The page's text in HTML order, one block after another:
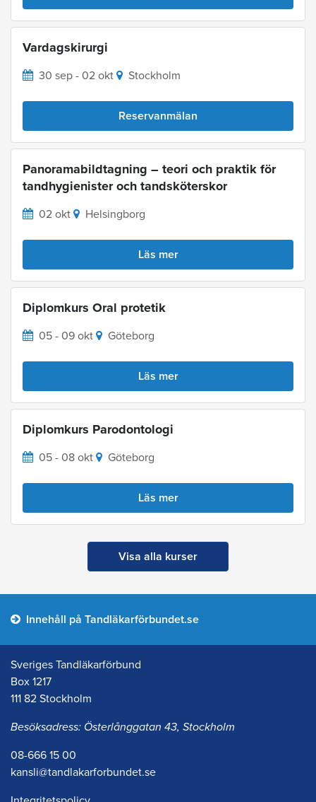
Vardagskirurgi
30 sep - 02 okt Stockholm
Reservanmälan
Panoramabildtagning – teori och praktik för
tandhygienister och tandsköterskor
02 okt Helsingborg
Läs mer
Diplomkurs Oral protetik
05 - 09 okt Göteborg
Läs mer
Diplomkurs Parodontologi
05 - 08 okt Göteborg
Läs mer
Visa alla kurser
Innehåll på Tandläkarförbundet.se
Sveriges Tandläkarförbund
Box 1217
111 82 Stockholm
Besöksadress: Österlånggatan 43, Stockholm
08-666 15 00
kansli@tandlakarforbundet.se